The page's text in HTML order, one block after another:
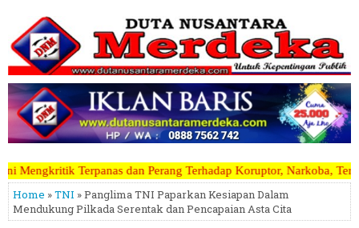
Terhadap Koruptor, Narkoba, Teroris Musuh Rakyat
Home »TNI » Panglima TNI Paparkan Kesiapan Dalam
Mendukung Pilkada Serentak dan Pencapaian Asta Cita